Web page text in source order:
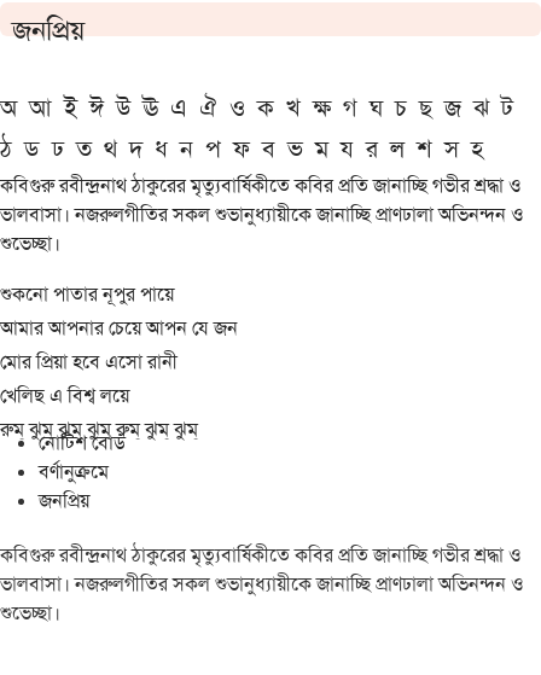
জনপ্রিয়
অ আ ই ঈ উ ঊ এ ঐ ও ক খ ক্ষ গ ঘ চ ছ জ ঝ ট
ঠ ড ঢ ত থ দ ধ ন প ফ ব ভ ম য র ল শ স হ
কবিগুরু রবীন্দ্রনাথ ঠাকুরের মৃত্যুবার্ষিকীতে কবির প্রতি জানাচ্ছি গভীর শ্রদ্ধা ও
ভালবাসা। নজরুলগীতির সকল শুভানুধ্যায়ীকে জানাচ্ছি প্রাণঢালা অভিনন্দন ও
শুভেচ্ছা।
শুকনো পাতার নূপুর পায়ে
আমার আপনার চেয়ে আপন যে জন
মোর প্রিয়া হবে এসো রানী
খেলিছ এ বিশ্ব লয়ে
রুম্ ঝুম্ ঝুম্ ঝুম্ রুম্ ঝুম্ ঝুম্
নোটিশ বোর্ড
বর্ণানুক্রমে
জনপ্রিয়
কবিগুরু রবীন্দ্রনাথ ঠাকুরের মৃত্যুবার্ষিকীতে কবির প্রতি জানাচ্ছি গভীর শ্রদ্ধা ও
ভালবাসা। নজরুলগীতির সকল শুভানুধ্যায়ীকে জানাচ্ছি প্রাণঢালা অভিনন্দন ও
শুভেচ্ছা।